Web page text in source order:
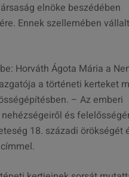
elnöke beszédében
Ennek szellemében
Horváth Ágota Mária a
a történeti kerteket
– Az emberi
és
18. századi örökségét